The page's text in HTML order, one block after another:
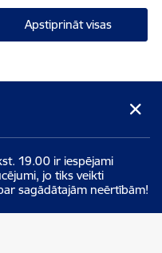
Apstiprināt visas
19.00 ir iespējami
jo tiks veikti
sagādātajām neērtībām!